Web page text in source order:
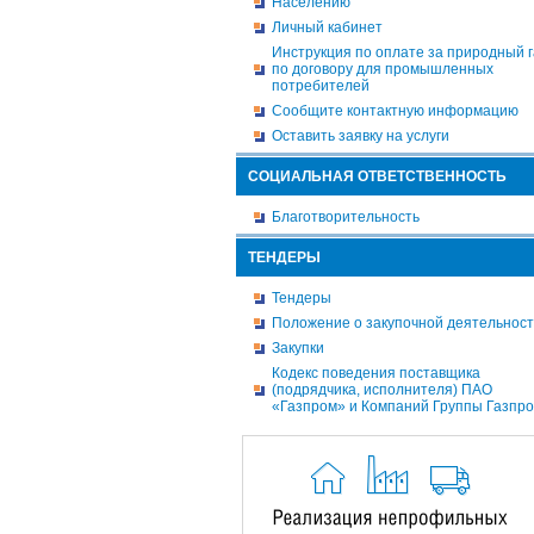
Личный кабинет
Инструкция по оплате за природный
по договору для промышленных
потребителей
Сообщите контактную информацию
Оставить заявку на услуги
СОЦИАЛЬНАЯ ОТВЕТСТВЕННОСТЬ
Благотворительность
ТЕНДЕРЫ
Тендеры
Положение о закупочной
Закупки
Кодекс поведения поставщика
(подрядчика, исполнителя) ПАО
«Газпром» и Компаний Группы